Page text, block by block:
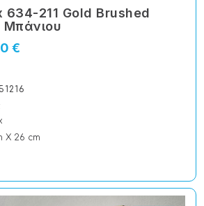
634-211 Gold Brushed
Μπάνιου
€
X 26 cm